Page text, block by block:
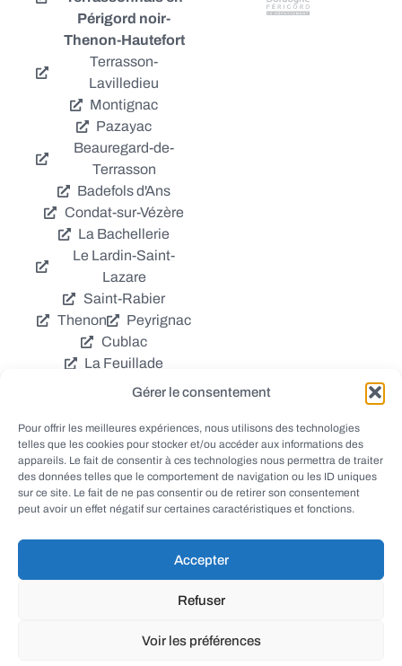
Gérer le consentement
Pour offrir les meilleures expériences, nous utilisons des technologies
telles que les cookies pour stocker et/ou accéder aux informations des
appareils. Le fait de consentir à ces technologies nous permettra de traiter
des données telles que le comportement de navigation ou les ID uniques
sur ce site. Le fait de ne pas consentir ou de retirer son consentement
peut avoir un effet négatif sur certaines caractéristiques et fonctions.
Accepter
Refuser
Voir les préférences
Périgord noir-
Thenon-Hautefort
Terrasson-
Lavilledieu
Montignac
Pazayac
Beauregard-de-
Terrasson
Badefols d'Ans
Condat-sur-Vézère
La Bachellerie
Le Lardin-Saint-
Lazare
Saint-Rabier
Thenon
Peyrignac
Cublac
La Feuillade
Chavagnac
Coly
Grèzes
Aubas
Villac
Azerat
Ladornac
Tourtoirac